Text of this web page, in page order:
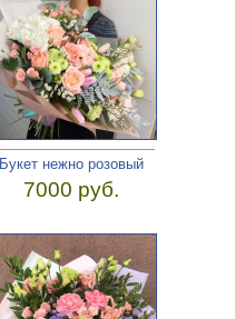
Букет нежно розовый
7000 руб.